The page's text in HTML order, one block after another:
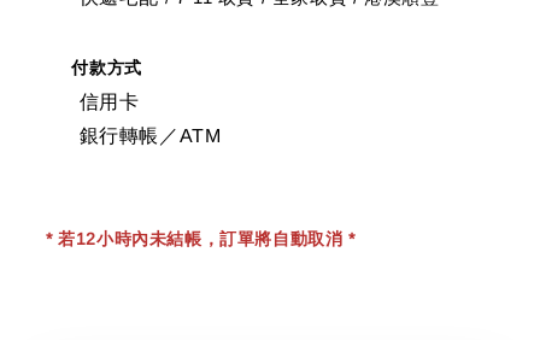
付款方式
信用卡
銀行轉帳／ATM
* 若12小時內未結帳，訂單將自動取消 *